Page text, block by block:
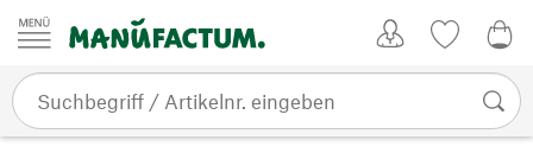
Zum Inhalt springen